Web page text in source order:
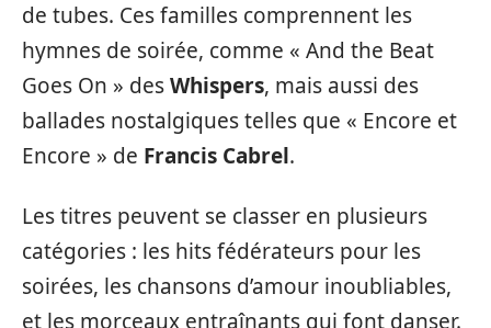
de tubes. Ces familles comprennent les
hymnes de soirée, comme « And the Beat
Goes On » desWhispers, mais aussi des
ballades nostalgiques telles que « Encore et
Encore » de Francis Cabrel.
Les titres peuvent se classer en plusieurs
catégories : les hits fédérateurs pour les
soirées, les chansons d’amour inoubliables,
et les morceaux entraînants qui font danser.